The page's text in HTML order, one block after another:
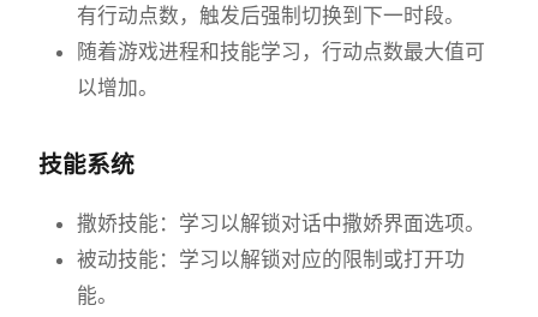
有行动点数，触发后强制切换到下一时段。
随着游戏进程和技能学习，行动点数最大值可
以增加。
技能系统
撒娇技能：学习以解锁对话中撒娇界面选项。
被动技能：学习以解锁对应的限制或打开功
能。